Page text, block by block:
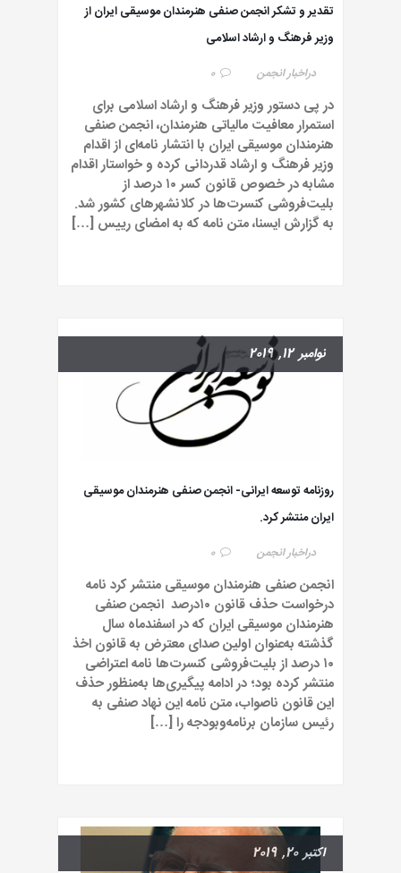
تقدیر و تشکر انجمن صنفی هنرمندان موسیقی ایران از
وزیر فرهنگ و ارشاد اسلامی
دراخبار انجمن 0
در پی دستور وزیر فرهنگ و ارشاد اسلامی برای
استمرار معافیت مالیاتی هنرمندان، انجمن صنفی
هنرمندان موسیقی ایران با انتشار نامه‌ای از اقدام
وزیر فرهنگ و ارشاد قدردانی کرده و خواستار اقدام
مشابه در خصوص قانون کسر ۱۰ درصد از
بلیت‌فروشی کنسرت‌ها در کلانشهرهای کشور شد.
به گزارش ایسنا، متن نامه که به امضای رییس […]
نوامبر 12, 2019
روزنامه توسعه ایرانی- انجمن صنفی هنرمندان موسیقی
ایران منتشر کرد.
دراخبار انجمن 0
انجمن صنفی هنرمندان موسیقی منتشر کرد نامه
درخواست حذف قانون ۱۰درصد انجمن صنفی
هنرمندان موسیقی ایران که در اسفندماه سال
گذشته به‌عنوان اولین صدای معترض به قانون اخذ
۱۰ درصد از بلیت‌فروشی کنسرت‌ها نامه اعتراضی
منتشر کرده بود؛ در ادامه پیگیری‌ها به‌منظور حذف
این قانون ناصواب، متن نامه این نهاد صنفی به
رئیس سازمان برنامه‌وبودجه را […]
اکتبر 20, 2019